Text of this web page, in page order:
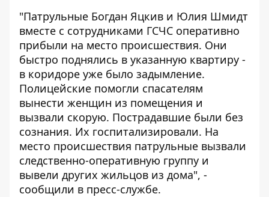
"Патрульные Богдан Яцкив и Юлия Шмидт
вместе с сотрудниками ГСЧС оперативно
прибыли на место происшествия. Они
быстро поднялись в указанную квартиру -
в коридоре уже было задымление.
Полицейские помогли спасателям
вынести женщин из помещения и
вызвали скорую. Пострадавшие были без
сознания. Их госпитализировали. На
место происшествия патрульные вызвали
следственно-оперативную группу и
вывели других жильцов из дома", -
сообщили в пресс-службе.